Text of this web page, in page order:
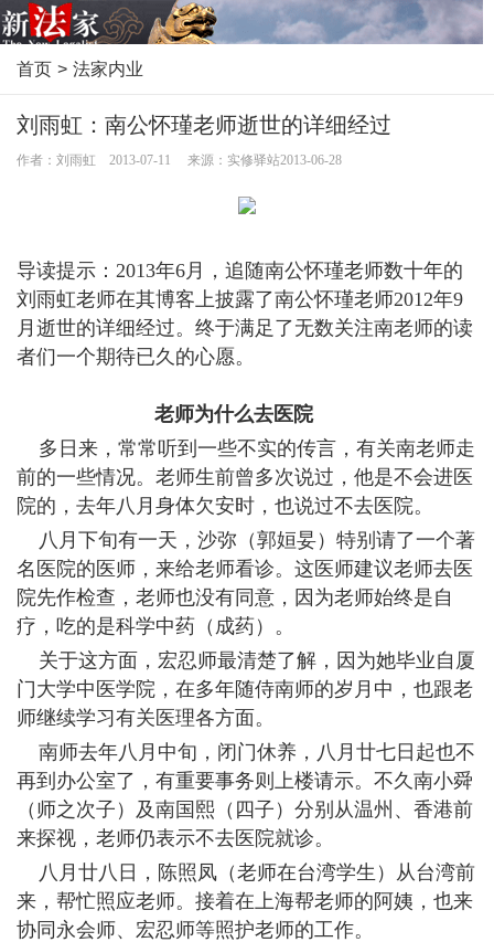
首页 > 法家内业
刘雨虹：南公怀瑾老师逝世的详细经过
作者：刘雨虹 2013-07-11 来源：实修驿站2013-06-28
导读提示：2013年6月，追随南公怀瑾老师数十年的
刘雨虹老师在其博客上披露了南公怀瑾老师2012年9
月逝世的详细经过。终于满足了无数关注南老师的读
者们一个期待已久的心愿。
老师为什么去医院
多日来，常常听到一些不实的传言，有关南老师走
前的一些情况。老师生前曾多次说过，他是不会进医
院的，去年八月身体欠安时，也说过不去医院。
八月下旬有一天，沙弥（郭姮妟）特别请了一个著
名医院的医师，来给老师看诊。这医师建议老师去医
院先作检查，老师也没有同意，因为老师始终是自
疗，吃的是科学中药（成药）。
关于这方面，宏忍师最清楚了解，因为她毕业自厦
门大学中医学院，在多年随侍南师的岁月中，也跟老
师继续学习有关医理各方面。
南师去年八月中旬，闭门休养，八月廿七日起也不
再到办公室了，有重要事务则上楼请示。不久南小舜
（师之次子）及南国熙（四子）分别从温州、香港前
来探视，老师仍表示不去医院就诊。
八月廿八日，陈照凤（老师在台湾学生）从台湾前
来，帮忙照应老师。接着在上海帮老师的阿姨，也来
协同永会师、宏忍师等照护老师的工作。